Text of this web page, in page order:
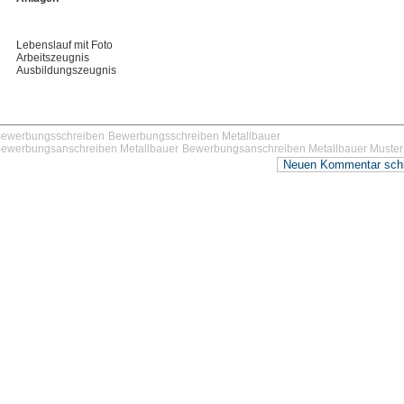
Lebenslauf mit Foto
Arbeitszeugnis
Ausbildungszeugnis
Bewerbungsschreiben Metallbauer
Metallbauer Bewerbungsanschreiben Metallbauer Muster
Neuen Kommentar